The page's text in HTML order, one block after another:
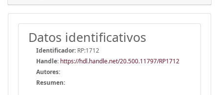
Datos identificativos
Identificador: RP:1712
Handle: https://hdl.handle.net/20.500.11797/RP1712
Autores:
Resumen: